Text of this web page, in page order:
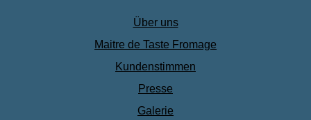
Über uns
Maitre de Taste Fromage
Kundenstimmen
Presse
Galerie